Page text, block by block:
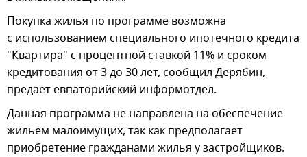
Покупка жилья по программе возможна
с использованием специального ипотечного кредита
"Квартира" с процентной ставкой 11% и сроком
кредитования от 3 до 30 лет, сообщил Дерябин,
предает евпаторийский информотдел.
Данная программа не направлена на обеспечение
жильем малоимущих, так как предполагает
приобретение гражданами жилья у застройщиков.